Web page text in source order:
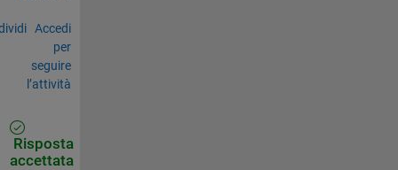
Accedi
per
seguire
l’attività
Risposta
accettata